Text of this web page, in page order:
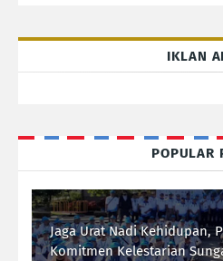
IKLAN
POPULAR
Jaga Urat Nadi Kehidupan,
Komitmen Kelestarian